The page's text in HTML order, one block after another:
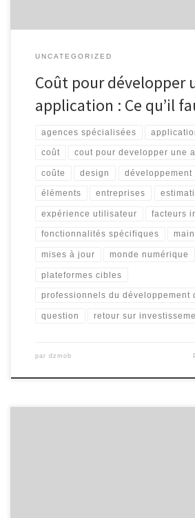
UNCATEGORIZED
Coût pour développer
application : Ce qu’il
agences spécialisées
coût cout pour developper une
coûte design développement
éléments entreprises
expérience utilisateur facteurs
fonctionnalités spécifiques
mises à jour monde numérique
plateformes cibles
professionnels du développement
question retour sur
par dzmob